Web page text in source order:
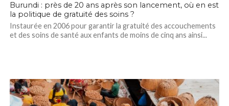
Burundi : près de 20 ans après son lancement, où en est
la politique de gratuité des soins ?
Instaurée en 2006 pour garantir la gratuité des accouchements
et des soins de santé aux enfants de moins de cinq ans ainsi...